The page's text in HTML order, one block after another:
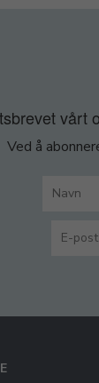
vårt
Ved å